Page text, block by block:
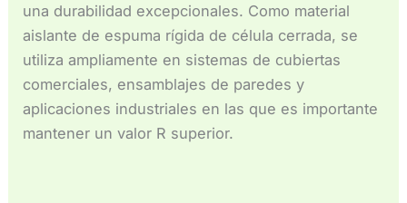
una durabilidad excepcionales. Como material
aislante de espuma rígida de célula cerrada, se
utiliza ampliamente en sistemas de cubiertas
comerciales, ensamblajes de paredes y
aplicaciones industriales en las que es importante
mantener un valor R superior.
Français du Canada
Français de Belgique